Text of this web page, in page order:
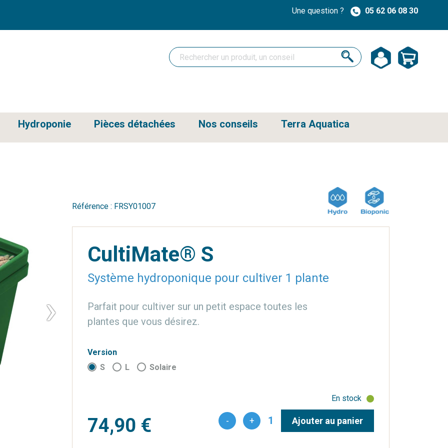
Une question ? 05 62 06 08 30
Hydroponie Pièces détachées Nos conseils Terra Aquatica
›
Référence : FRSY01007
CultiMate® S
Système hydroponique pour cultiver 1 plante
Parfait pour cultiver sur un petit espace toutes les
plantes que vous désirez.
Version
S
L Solaire
74,90 €
En stock
Ajouter au panier
- + 1